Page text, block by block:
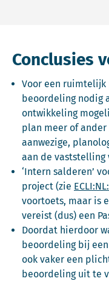
Conclusies
Voor een ruimtelijk
beoordeling nodig
ontwikkeling
plan meer of
aanwezige,
aan de vaststelling
‘Intern salderen’
project (zie
voortoets, maar is
vereist (dus) een
Doordat hierdoor
beoordeling bij
ook vaker een
beoordeling uit te